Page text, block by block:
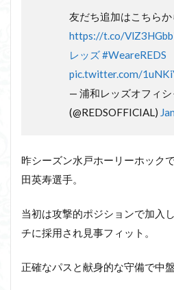
友だち追加はこちらか
https://t.co/
レッズ#WeareREDS
pic.twitter.com/
— 浦和レッズオフィ
(@REDSOFFICIAL)
昨シーズン水戸ホーリーホック
田英寿選手。
当初は攻撃的ポジションで加入
チに採用され見事フィット。
正確なパスと献身的な守備で中